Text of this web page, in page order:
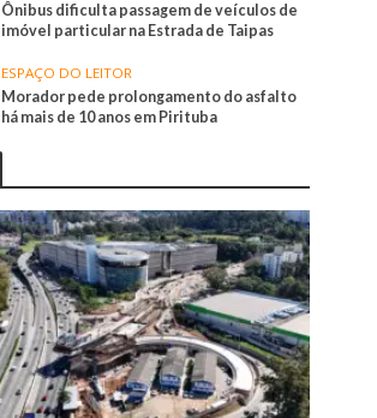
Ônibus dificulta passagem de veículos de
imóvel particular na Estrada de Taipas
ESPAÇO DO LEITOR
Morador pede prolongamento do asfalto
há mais de 10 anos em Pirituba